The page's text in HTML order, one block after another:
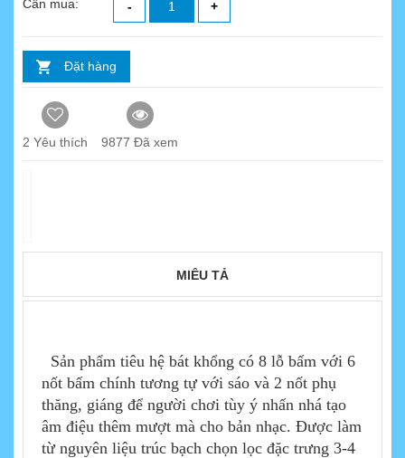
Cần mua: - +
Đặt hàng
2 Yêu thích 9877 Đã xem
MIÊU TẢ
Sản phẩm tiêu hệ bát khổng có 8 lỗ bấm với 6
nốt bấm chính tương tự với sáo và 2 nốt phụ
thăng, giáng để người chơi tùy ý nhấn nhá tạo
âm điệu thêm mượt mà cho bản nhạc. Được làm
từ nguyên liệu trúc bạch chọn lọc đặc trưng 3-4